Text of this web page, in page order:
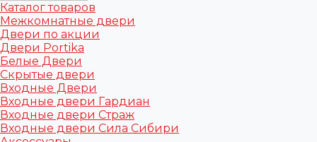
Каталог товаров
Межкомнатные двери
Двери по акции
Двери Portika
Белые Двери
Скрытые двери
Входные Двери
Входные двери Гардиан
Входные двери Страж
Входные двери Сила Сибири